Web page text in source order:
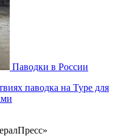
Паводки в России
паводка на Туре для